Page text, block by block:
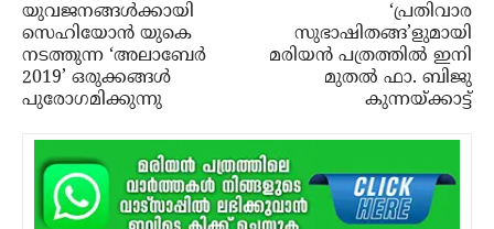
യുവജനങ്ങള്‍ക്കായി
സെഹിയോന്‍ യുകെ
നടത്തുന്ന ‘അലാബേര്‍
2019’ ഒരുക്കങ്ങള്‍
പുരോഗമിക്കുന്നു
‘പ്രതിവാര
സുഭാഷിതങ്ങ’ളുമായി
മരിയന്‍ പത്രത്തില്‍ ഇനി
മുതല്‍ ഫാ. ബിജു
കുന്നയ്ക്കാട്ട്